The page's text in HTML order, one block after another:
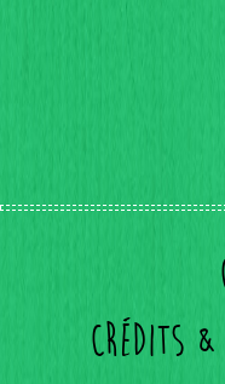
Crédits